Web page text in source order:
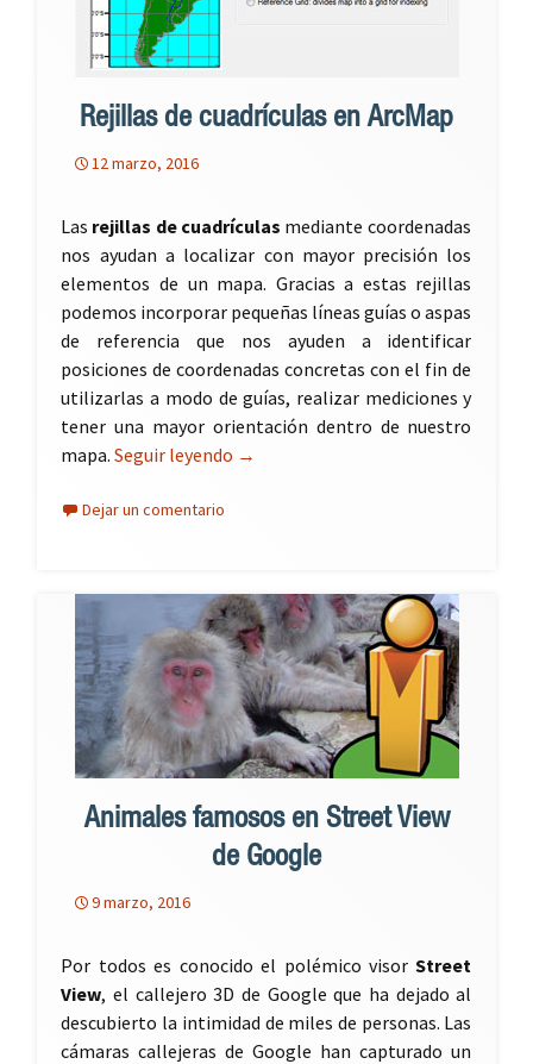
Rejillas de cuadrículas en ArcMap
12 marzo, 2016
Las rejillas de cuadrículas mediante coordenadas
nos ayudan a localizar con mayor precisión los
elementos de un mapa. Gracias a estas rejillas
podemos incorporar pequeñas líneas guías o aspas
de referencia que nos ayuden a identificar
posiciones de coordenadas concretas con el fin de
utilizarlas a modo de guías, realizar mediciones y
tener una mayor orientación dentro de nuestro
mapa.Seguir leyendo Rejillas de cuadrículas en ArcMap
→
Dejar un comentario
Animales famosos en Street View
de Google
9 marzo, 2016
Por todos es conocido el polémico visorStreet
View, el callejero 3D de Google que ha dejado al
descubierto la intimidad de miles de personas. Las
cámaras callejeras de Google han capturado un